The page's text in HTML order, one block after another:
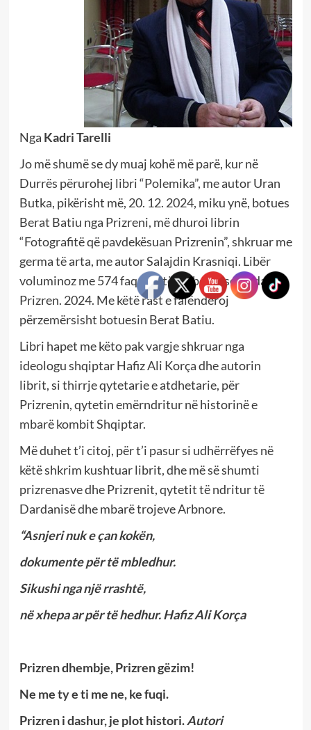
Nga Kadri Tarelli
Jo më shumë se dy muaj kohë më parë, kur në
Durrës përurohej libri “Polemika”, me autor Uran
Butka, pikërisht më, 20. 12. 2024, miku ynë, botues
Berat Batiu nga Prizreni, më dhuroi librin
“Fotografitë që pavdekësuan Prizrenin”, shkruar me
germa të arta, me autor Salajdin Krasniqi. Libër
voluminoz me 574 faqe. Shtëpia botuese “Fidani”.
Prizren. 2024. Me këtë rast e falënderoj
përzemërsisht botuesin Berat Batiu.
Libri hapet me këto pak vargje shkruar nga
ideologu shqiptar Hafiz Ali Korça dhe autorin
librit, si thirrje qytetarie e atdhetarie, për
Prizrenin, qytetin emërndritur në historinë e
mbarë kombit Shqiptar.
Më duhet t’i citoj, për t’i pasur si udhërrëfyes në
këtë shkrim kushtuar librit, dhe më së shumti
prizrenasve dhe Prizrenit, qytetit të ndritur të
Dardanisë dhe mbarë trojeve Arbnore.
“Asnjeri nuk e çan kokën,
dokumente për të mbledhur.
Sikushi nga një rrashtë,
në xhepa ar për të hedhur. Hafiz Ali Korça
Prizren dhembje, Prizren gëzim!
Ne me ty e ti me ne, ke fuqi.
Prizren i dashur, je plot histori.Autori